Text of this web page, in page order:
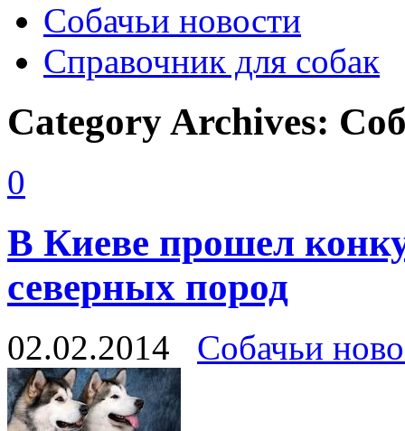
Собачьи новости
Справочник для собак
Category Archives:
0
В Киеве прошел
северных пород
02.02.2014 Собачьи